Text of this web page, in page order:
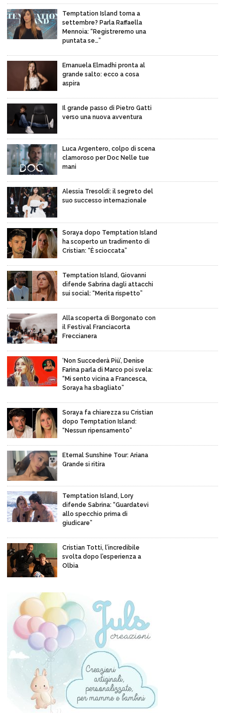
Temptation Island torna a
settembre? Parla Raffaella
Mennoia: “Registreremo una
puntata se…”
Emanuela Elmadhi pronta al
grande salto: ecco a cosa
aspira
Il grande passo di Pietro Gatti
verso una nuova avventura
Luca Argentero, colpo di scena
clamoroso per Doc Nelle tue
mani
Alessia Tresoldi: il segreto del
suo successo internazionale
Soraya dopo Temptation Island
ha scoperto un tradimento di
Cristian: “È scioccata”
Temptation Island, Giovanni
difende Sabrina dagli attacchi
sui social: “Merita rispetto”
Alla scoperta di Borgonato con
il Festival Franciacorta
Freccianera
‘Non Succederà Più’, Denise
Farina parla di Marco poi svela:
“Mi sento vicina a Francesca,
Soraya ha sbagliato”
Soraya fa chiarezza su Cristian
dopo Temptation Island:
“Nessun ripensamento”
Eternal Sunshine Tour: Ariana
Grande si ritira
Temptation Island, Lory
difende Sabrina: “Guardatevi
allo specchio prima di
giudicare”
Cristian Totti, l’incredibile
svolta dopo l’esperienza a
Olbia